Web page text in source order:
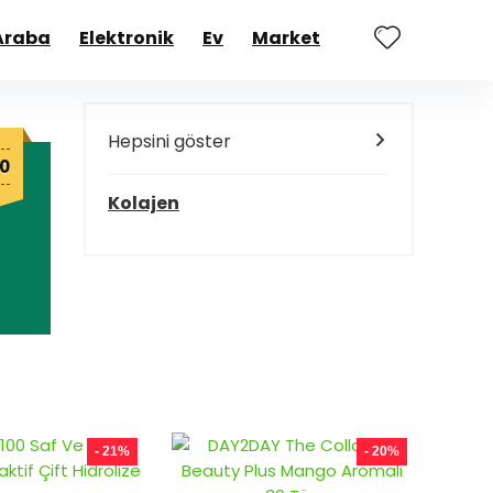
Elektronik Ev Market
Şu
andaki
fiyat:
Hepsini göster
Kolajen
- 21% - 20%